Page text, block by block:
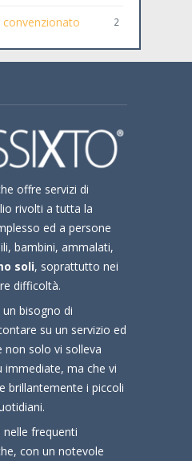
2
offre servizi di
rivolti a tutta la
ed a persone
bambini, ammalati,
soli, soprattutto nei
difficoltà.
bisogno di
su un servizio ed
non solo vi solleva
immediate, ma che vi
brillantemente i piccoli
nelle frequenti
con un notevole